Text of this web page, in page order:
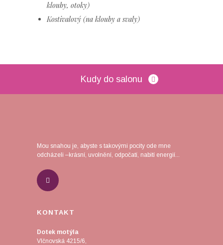
klouby, otoky)
Kostivalový (na klouby a svaly)
Kudy do salonu
Mou snahou je, abyste s takovými pocity ode mne
odcházeli –krásní, uvolnění, odpočatí, nabití energií...
KONTAKT
Dotek motýla
Vlčnovská 4215/6,